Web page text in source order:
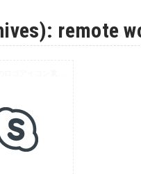
remote